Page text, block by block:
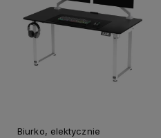
Biurko, elektycznie